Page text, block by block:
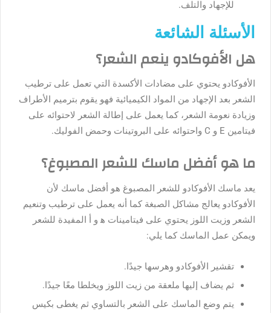
للإجهاد والتلف.
الأسئلة الشائعة
هل الأفوكادو ينعمالشعر؟
الأفوكادو يحتوي على مضادات الأكسدة التي تعمل على ترطيب
الشعر بعد الإجهاد من المواد الكيميائية فهو يقوم بترميم
الأطراف
وزيادة نعومة الشعر، كما يعمل على إطالة الشعر لاحتوائه على
فيتامين
و واحتوائه على البروتينات وحمض الفوليك.
ماهوأفضل ماسك للشعرالمصبوغ؟
يعد ماسك الأفوكادو للشعر المصبوغ هو أفضل ماسك لأن
الأفوكادو يعالج مشاكل الصبغة كما أنه يعمل على ترطيب وتنعيم
الشعر وزيت اللوز يحتوي على فيتامينات ه و أ المفيدة للشعر
ويمكن عمل الماسك كما يلي:
تقشير الأفوكادو وهرسها جيدًا.
ثم يضاف إليها ملعقة من زيت اللوز ويخلطا معًا جيدًا.
يتم وضع الماسك على الشعر بالتساوي ثم يغطى بكيس